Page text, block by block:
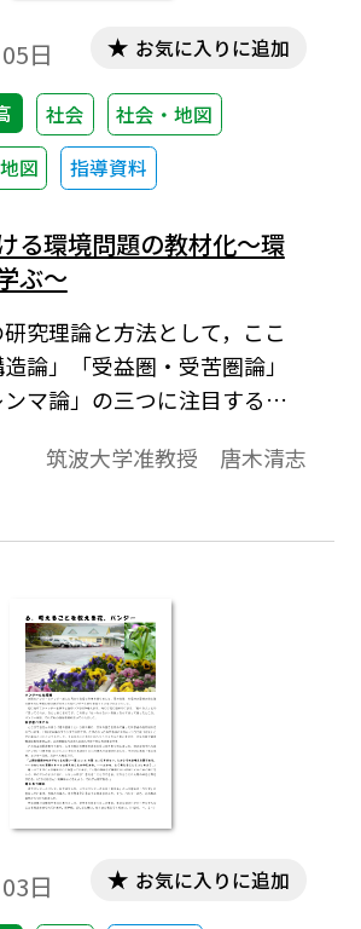
日
社会
社会・地図
図
指導資料
お気に入りに追加
る環境問題の教材化～環
ぶ～
究理論と方法として，ここ
論」「受益圏・受苦圏論」
ンマ論」の三つに注目する。
のように役立つのかを検討す
筑波大学准教授 唐木清志
日 お気に入りに追加